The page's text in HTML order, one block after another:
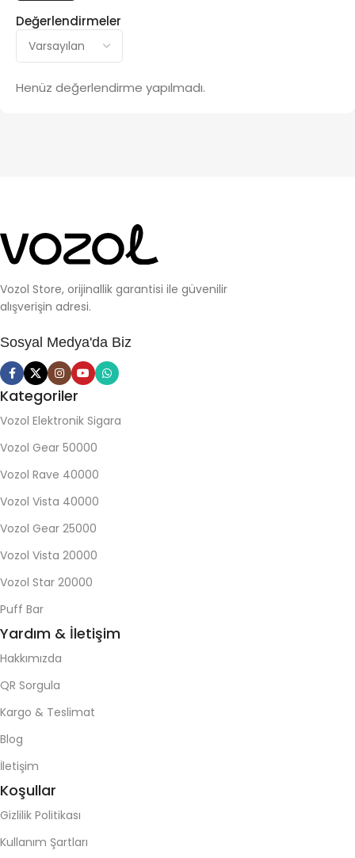
Değerlendirmeler
Henüz değerlendirme yapılmadı.
Vozol Store, orijinallik garantisi ile güvenilir
alışverişin adresi.
Sosyal Medya'da Biz
Kategoriler
Vozol Elektronik Sigara
Vozol Gear 50000
Vozol Rave 40000
Vozol Vista 40000
Vozol Gear 25000
Vozol Vista 20000
Vozol Star 20000
Puff Bar
Yardım & İletişim
Hakkımızda
QR Sorgula
Kargo & Teslimat
Blog
İletişim
Koşullar
Gizlilik Politikası
Kullanım Şartları